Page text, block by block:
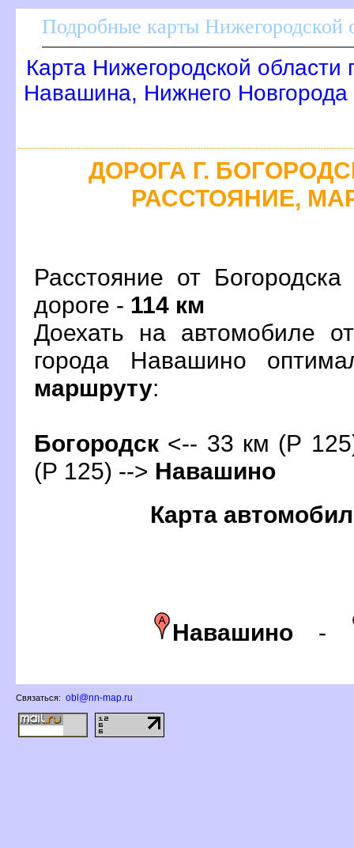
Подробные карты Нижегородской
Карта Нижегородской области
Навашина, Нижнего Новгорода
ДОРОГА Г.
РАССТОЯНИЕ,
Расстояние от
дороге - 114 км
Доехать на автомобиле
орода Навашино
маршруту:
Богородск <-- 33 км (Р
(Р 125) --> Навашино
Карта
Навашино-
Связаться: obl@nn-map.ru